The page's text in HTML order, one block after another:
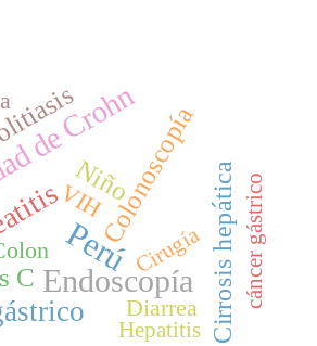
Perú
Endoscopía
de CrohnColonoscopíaCirrosis hepática
Niño
C
VIH
Diarrea cáncer gástrico
Hepatitis
Cirugía